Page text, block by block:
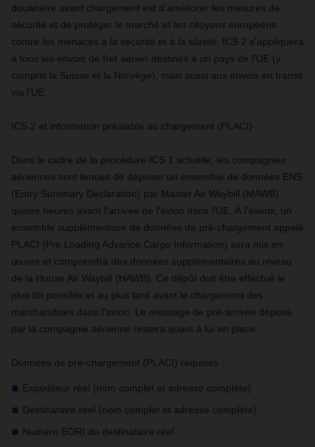
douanière avant chargement est d'améliorer les mesures de
sécurité et de protéger le marché et les citoyens européens
contre les menaces à la sécurité et à la sûreté. ICS 2 s'appliquera
à tous les envois de fret aérien destinés à un pays de l'UE (y
compris la Suisse et la Norvège), mais aussi aux envois en transit
via l'UE.
ICS 2 et information préalable au chargement (PLACI)
Dans le cadre de la procédure ICS 1 actuelle, les compagnies
aériennes sont tenues de déposer un ensemble de données ENS
(Entry Summary Declaration) par Master Air Waybill (MAWB)
quatre heures avant l'arrivée de l'avion dans l'UE. À l'avenir, un
ensemble supplémentaire de données de pré-chargement appelé
PLACI (Pre Loading Advance Cargo Information) sera mis en
œuvre et comprendra des données supplémentaires au niveau
de la House Air Waybill (HAWB). Ce dépôt doit être effectué le
plus tôt possible et au plus tard avant le chargement des
marchandises dans l'avion. Le message de pré-arrivée déposé
par la compagnie aérienne restera quant à lui en place.
Données de pré-chargement (PLACI) requises :
Expéditeur réel (nom complet et adresse complète)
Destinataire réel (nom complet et adresse complète)
Numéro EORI du destinataire réel